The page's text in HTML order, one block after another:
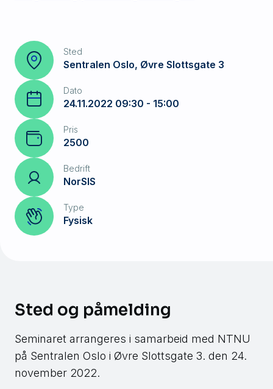
Sted
Sentralen Oslo, Øvre Slottsgate 3
Dato
24.11.2022 09:30 - 15:00
Pris
2500
Bedrift
NorSIS
Type
Fysisk
Sted og påmelding
Seminaret arrangeres i samarbeid med NTNU
på Sentralen Oslo i Øvre Slottsgate 3. den 24.
november 2022.